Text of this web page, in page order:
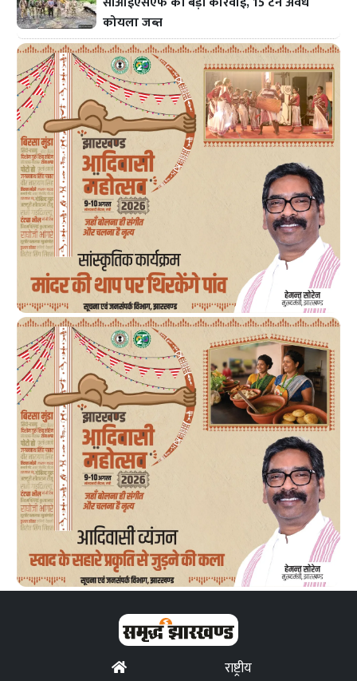
कोयला जब्त
राष्ट्रीय